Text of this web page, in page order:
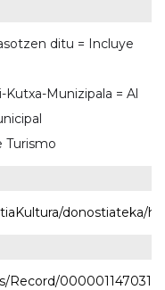
ditu = Incluye
Munizipala = Al
Turismo
donostiateka/
Record/000001147031